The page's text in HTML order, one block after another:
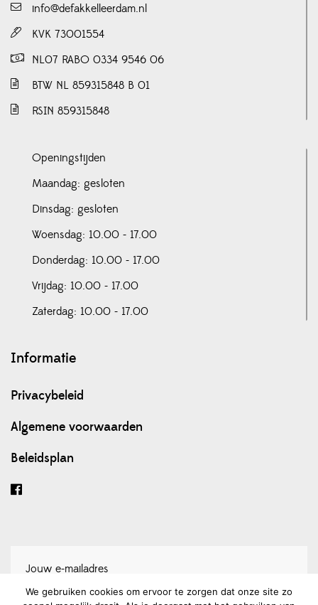
info@defakkelleerdam.nl
KVK 73001554
NL07 RABO 0334 9546 06
BTW NL 859315848 B 01
RSIN 859315848
Openingstijden
Maandag: gesloten
Dinsdag: gesloten
Woensdag: 10.00 - 17.00
Donderdag: 10.00 - 17.00
Vrijdag: 10.00 - 17.00
Zaterdag: 10.00 - 17.00
Informatie
Privacybeleid
Algemene voorwaarden
Beleidsplan
We gebruiken cookies om ervoor te zorgen dat onze site zo